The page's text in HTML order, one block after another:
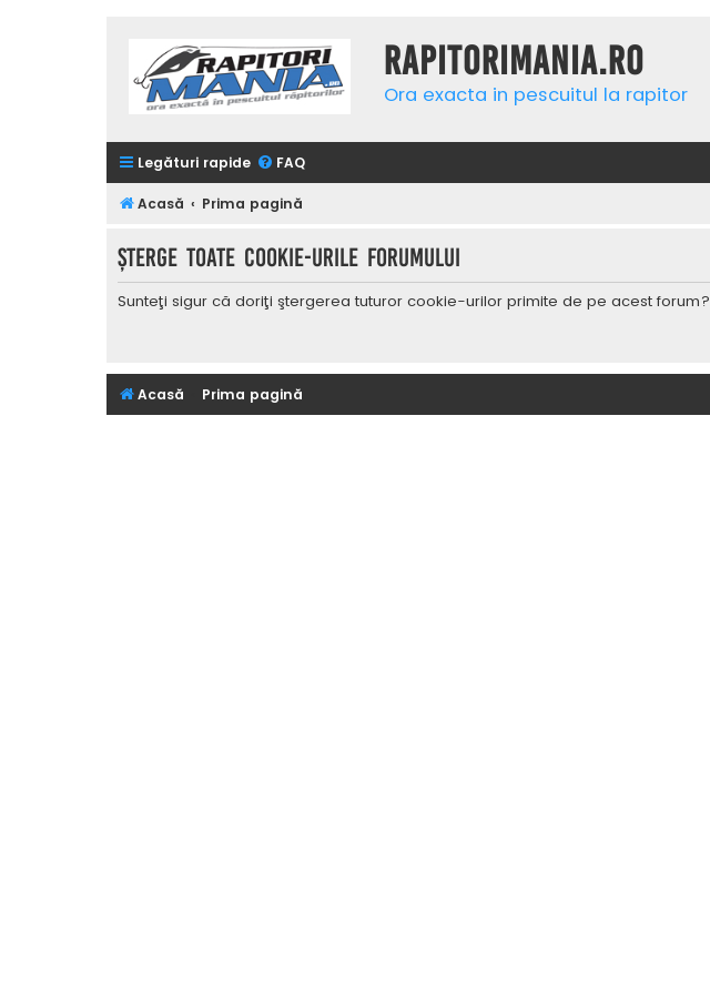
Rapitorimania.ro
Ora exacta in pescuitul la rapitor
Legături rapide FAQ
Acasă Prima pagină
Şterge toate cookie-urile forumului
Sunteţi sigur că doriţi ştergerea tuturor cookie-urilor primite de pe acest forum?
Acasă Prima pagină